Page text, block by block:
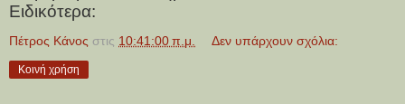
Ειδικότερα:
Πέτρος Κάνος στις 10:41:00 π.μ. Δεν υπάρχουν σχόλια:
Κοινή χρήση